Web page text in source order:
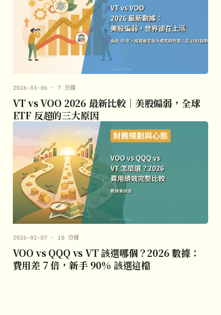
2026-03-06 · 7 分鐘
VT vs VOO 2026 最新比較｜美股偏弱，全球
ETF 反超的三大原因
2026-02-07 · 10 分鐘
VOO vs QQQ vs VT 該選哪個？2026 數據：
費用差 7 倍，新手 90% 該選這檔